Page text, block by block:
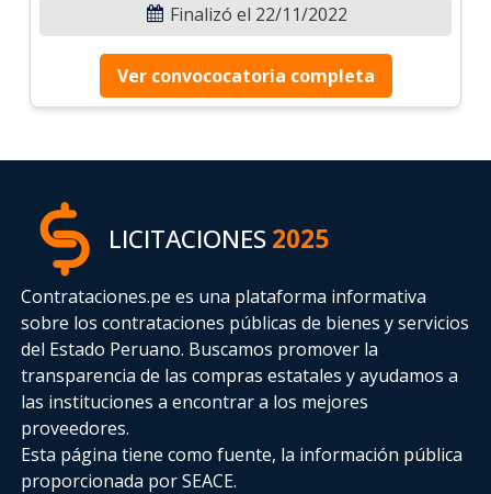
Finalizó el 22/11/2022
Ver convococatoria completa
LICITACIONES2025
Contrataciones.pe es una plataforma informativa
sobre los contrataciones públicas de bienes y servicios
del Estado Peruano. Buscamos promover la
transparencia de las compras estatalesy ayudamos a
las instituciones a encontrar a los mejores
proveedores.
Esta página tiene como fuente, la información pública
proporcionada por SEACE.